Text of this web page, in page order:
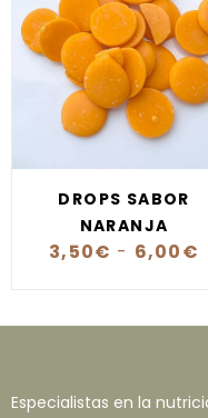
DROPS SABOR
NARANJA
3,50€ - 6,00€
Especialistas en la